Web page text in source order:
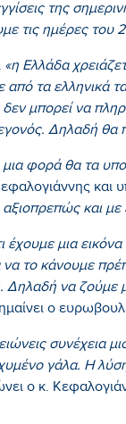
της
τις ημέρες του
«η Ελλάδα
τα ελληνικά
μπορεί να
Δηλαδή
φορά θα τα
και
και με
έχουμε μια
το κάνουμε
Δηλαδή να
ο
συνέχεια
γάλα. Η
ο κ.